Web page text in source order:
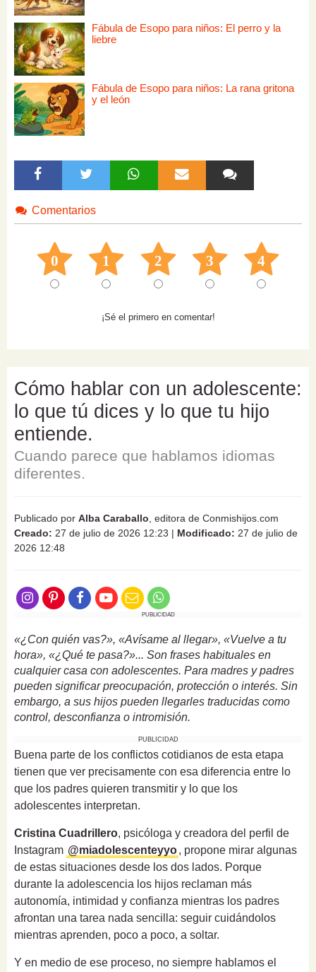
Fábula de Esopo para niños: El perro y la
liebre
Fábula de Esopo para niños: La rana gritona
y el león
Comentarios
0 1 2 3 4
¡Sé el primero en comentar!
Cómo hablar con un adolescente:
lo que tú dices y lo que tu hijo
entiende.
Cuando parece que hablamos idiomas
diferentes.
Publicado por Alba Caraballo, editora de Conmishijos.com
Creado: 27 de julio de 2026 12:23 | Modificado: 27 de julio de
2026 12:48
PUBLICIDAD
«¿Con quién vas?», «Avísame al llegar», «Vuelve a tu
hora», «¿Qué te pasa?»... Son frases habituales en
cualquier casa con adolescentes. Para madres y padres
pueden significar preocupación, protección o interés. Sin
embargo, a sus hijos pueden llegarles traducidas como
control, desconfianza o intromisión.
PUBLICIDAD
Buena parte de los conflictos cotidianos de esta etapa
tienen que ver precisamente con esa diferencia entre lo
que los padres quieren transmitir y lo que los
adolescentes interpretan.
Cristina Cuadrillero, psicóloga y creadora del perfil de
Instagram @miadolescenteyyo, propone mirar algunas
de estas situaciones desde los dos lados. Porque
durante la adolescencia los hijos reclaman más
autonomía, intimidad y confianza mientras los padres
afrontan una tarea nada sencilla: seguir cuidándolos
mientras aprenden, poco a poco, a soltar.
Y en medio de ese proceso, no siempre hablamos el